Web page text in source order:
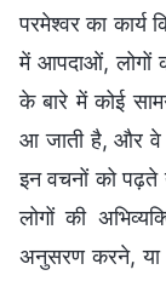
परमेश्वर का कार्य
में आपदाओं, लोगों
के बारे में कोई
आ जाती है, और वे
इन वचनों को
लोगों की
अनुसरण करने, या